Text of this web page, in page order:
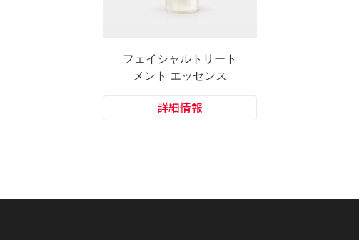
フェイシャルトリー ト
メント エッセンス
詳細情報